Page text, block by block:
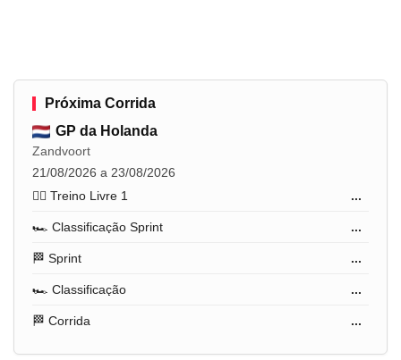
Próxima Corrida
GP da Holanda
Zandvoort
21/08/2026 a 23/08/2026
🏋️‍♂️ Treino Livre 1
...
🏎️ Classificação Sprint ...
🏁 Sprint ...
🏎️ Classificação ...
🏁 Corrida ...